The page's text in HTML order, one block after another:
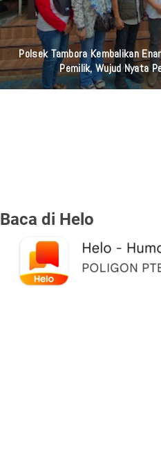
Polsek Tambora Kembalikan
Pemilik, Wujud Nyata
Baca di Helo